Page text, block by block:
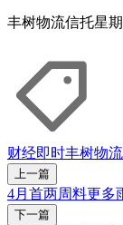
丰树物流信托星
财经即时丰树物
上一篇
4月首两周料更多
下一篇